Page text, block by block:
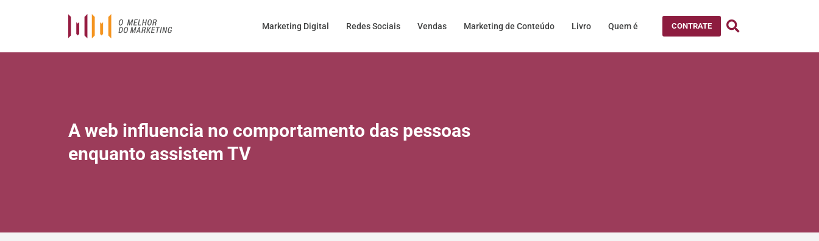
Marketing Digital Redes Sociais Vendas Marketing de Conteúdo Livro Quem é CONTRATE
A web influencia no comportamento das pessoas
enquanto assistem TV